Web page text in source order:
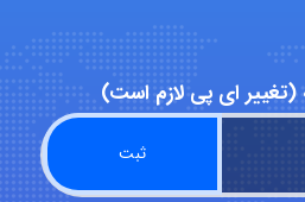
monakh
Rtk2099
ای پی لازم است)